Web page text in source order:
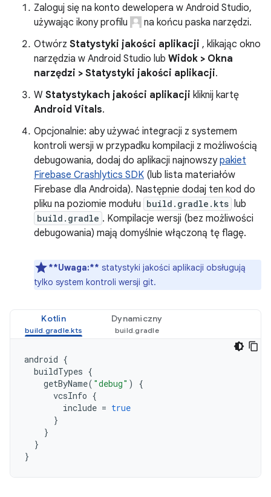
Zaloguj się na konto dewelopera w Android Studio,
używając ikony profilu
na końcu paska narzędzi.
Otwórz Statystyki jakości aplikacji , klikając okno
narzędzia w Android Studio lub Widok > Okna
narzędzi > Statystyki jakości aplikacji.
W Statystykach jakości aplikacji kliknij kartę
Android Vitals.
Opcjonalnie: aby używać integracji z systemem
kontroli wersji w przypadku kompilacji z możliwością
debugowania, dodaj do aplikacji najnowszypakiet
Firebase Crashlytics SDK (lub lista materiałów
Firebase dla Androida). Następnie dodaj ten kod do
pliku na poziomie modułu build.gradle.kts lub
build.gradle . Kompilacje wersji (bez możliwości
debugowania) mają domyślnie włączoną tę flagę.
**Uwaga:** statystyki jakości aplikacji obsługują
tylko system kontroli wersji git.
Kotlin Dynamiczny
android {
buildTypes {
getByName( "debug" )
{
vcsInfo {
include = true
}
}
}
}